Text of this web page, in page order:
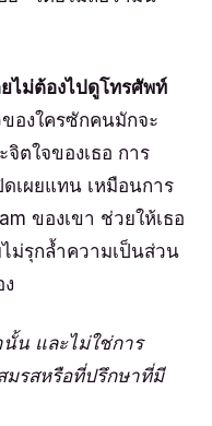
ไม่ต้องไปดูโทรศัพท์
องใครซักคนมักจะ
ตใจของเธอ การ
เผยแทน เหมือนการ
ของเขา ช่วยให้เธอ
ม่รุกล้ำความเป็นส่วน
น และไม่ใช่การ
รสหรือที่ปรึกษาที่มี